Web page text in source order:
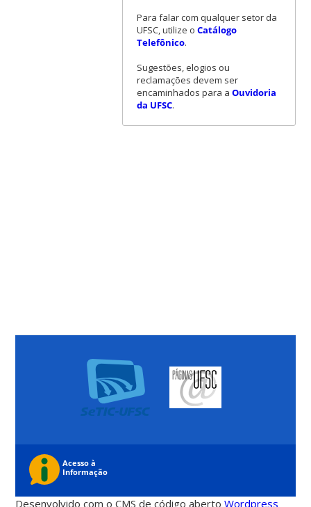
Para falar com qualquer setor da
UFSC, utilize o Catálogo
Telefônico.
Sugestões, elogios ou
reclamações devem ser
encaminhados para a Ouvidoria
da UFSC.
Desenvolvido com o CMS de código abertoWordpress